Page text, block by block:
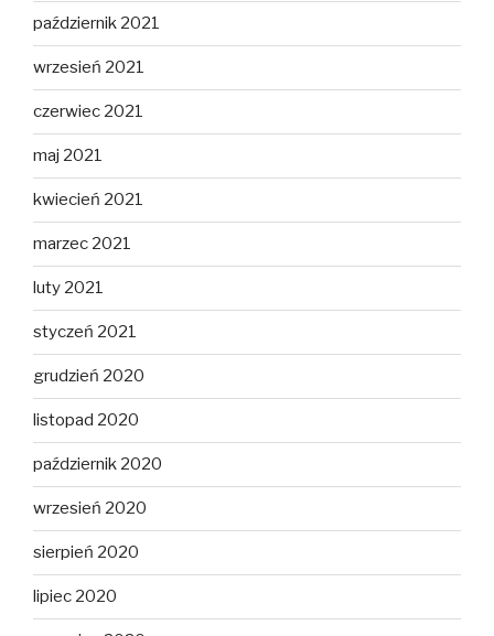
październik 2021
wrzesień 2021
czerwiec 2021
maj 2021
kwiecień 2021
marzec 2021
luty 2021
styczeń 2021
grudzień 2020
listopad 2020
październik 2020
wrzesień 2020
sierpień 2020
lipiec 2020